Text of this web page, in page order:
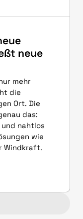
neue
mehr
die
Ort. Die
das:
nahtlos
wie
Windkraft.